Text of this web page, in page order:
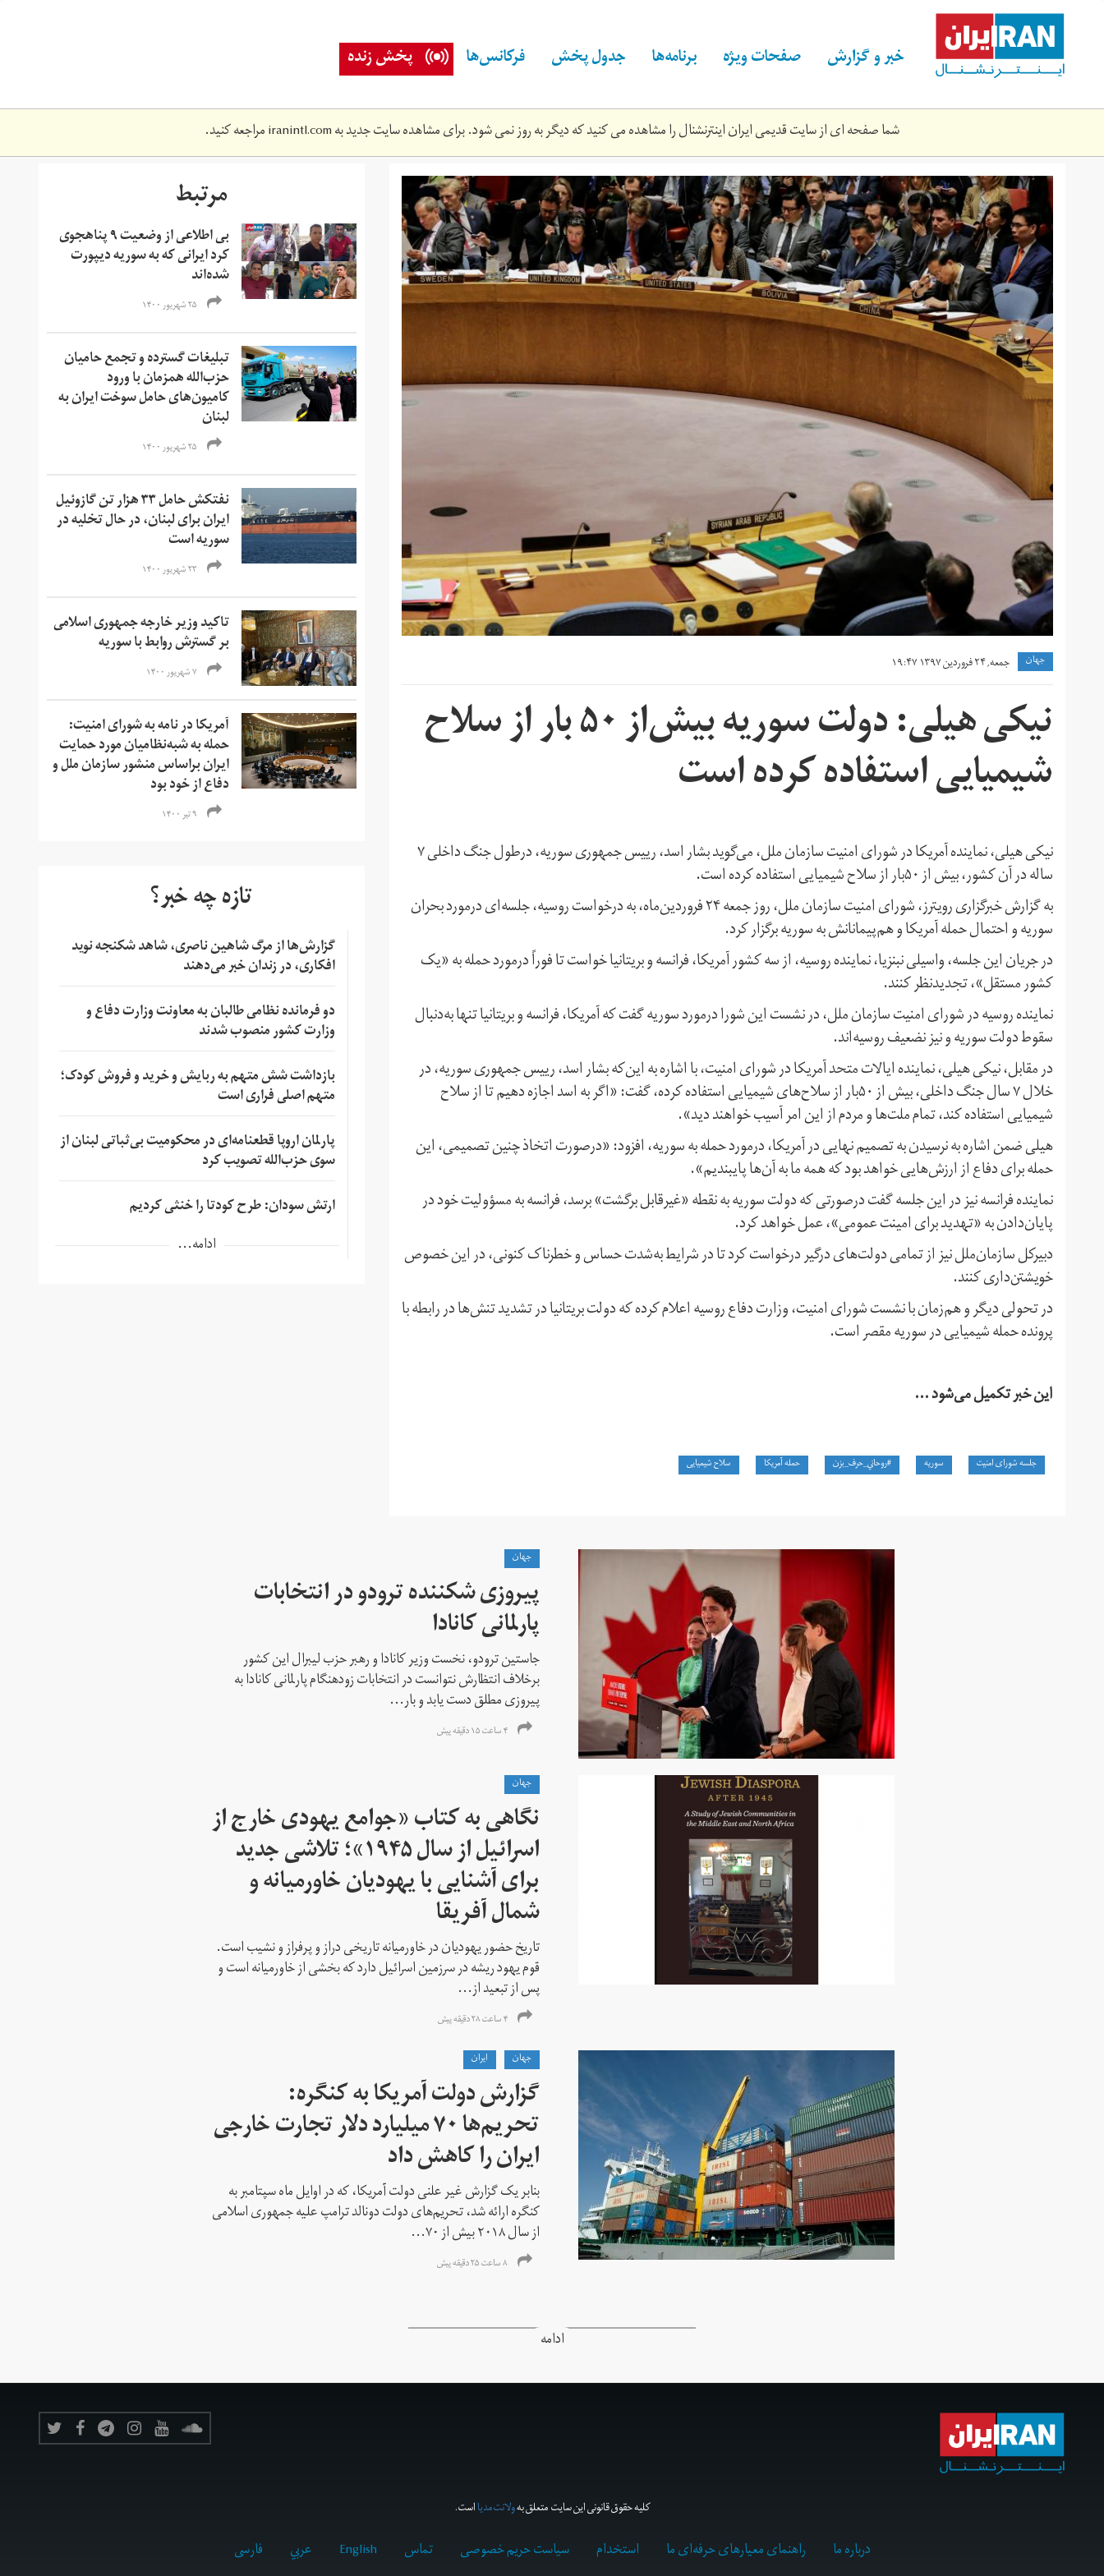
content خبر و گزارش صفحات ویژه برنامه‌ها جدول پخش فرکانس‌ها پخش زنده
شما صفحه ای از سایت قدیمی ایران اینترنشنال را مشاهده می کنید که دیگر به روز نمی شود. برای مشاهده سایت جدید بهiranintl.comمراجعه کنید.
2018-
04-
13t145507z_488054260_rc1275c1b090_rtrmadp_3_mideast-
crisis-
syria-
un.jpg
جهان جمعه, ۲۴ فروردین ۱۳۹۷ ۱۹:۴۷
نیکی هیلی: دولت سوریه بیش‌از ۵۰ بار از سلاح‌
شیمیایی استفاده کرده است
نیکی هیلی، نماینده آمریکا در شورای امنیت سازمان ملل، می‌گوید بشار اسد، رییس‌ جمهوری سوریه، درطول جنگ داخلی ۷
ساله در آن کشور، بیش از ۵۰‌بار از سلاح‌ شیمیایی استفاده کرده است.
به گزارش خبرگزاری رویترز، شورای امنیت سازمان ملل، روز جمعه ۲۴ فروردین‌ماه، به درخواست روسیه، جلسه‌ای درمورد بحران
سوریه و احتمال حمله آمریکا و هم‌پیمانانش به سوریه برگزار کرد.
در جریان این جلسه، واسیلی نبنزیا، نماینده روسیه، از سه کشور آمریکا، فرانسه و بریتانیا خواست تا فوراً درمورد حمله به «یک
کشور مستقل»، تجدیدنظر کنند.
نماینده روسیه در شورای امنیت سازمان ملل، در نشست این شورا درمورد سوریه گفت که آمریکا، فرانسه و بریتانیا تنها به‌دنبال
سقوط دولت سوریه و نیز نضعیف روسیه‌اند.
در مقابل، نیکی هیلی، نماینده ایالات متحد آمریکا در شورای امنیت، با اشاره به این‌که بشار اسد، رییس‌ جمهوری سوریه، در
خلال ۷ سال جنگ داخلی، بیش از ۵۰‌بار از سلاح‌های شیمیایی استفاده کرده، گفت: «اگر به اسد اجازه‌ دهیم تا از سلاح‌
شیمیایی استفاده کند، تمام ملت‌ها و مردم از این امر آسیب خواهند دید».
هیلی ضمن اشاره به نرسیدن به تصمیم نهایی در آمریکا، درمورد حمله به سوریه، افزود: «درصورت اتخاذ چنین تصمیمی، این
حمله برای دفاع از ارزش‌هایی خواهد بود که همه ما به آن‌ها پایبندیم».
نماینده فرانسه نیز در این جلسه گفت درصورتی که دولت سوریه به نقطه «غیرقابل برگشت» برسد، فرانسه به مسؤولیت خود در
پایان‌دادن به «تهدید برای امینت عمومی»، عمل خواهد کرد.
دبیرکل سازمان‌ملل نیز از تمامی دولت‌های درگیر درخواست کرد تا در شرایط به‌شدت حساس و خطرناک کنونی، در این خصوص
خویشتن‌داری کنند.
در تحولی دیگر و هم‌زمان با نشست شورای امنیت، وزارت دفاع روسیه اعلام کرده که دولت بریتانیا در تشدید تنش‌ها در رابطه با
پرونده حمله شیمیایی در سوریه مقصر است.
این خبر تکمیل می‌شود ...
جلسه شورای امنیت سوریه #روحاني_حرف_بزن حمله آمریکا سلاح‌ شیمیایی
مرتبط
بی اطلاعی از وضعیت ۹ پناهجوی
کرد ایرانی که به سوریه دیپورت
شده‌اند
۲۵ شهریور ۱۴۰۰
تبلیغات گسترده و تجمع حامیان
حزب‌الله همزمان با ورود
کامیون‌های حامل سوخت ایران به
لبنان
۲۵ شهریور ۱۴۰۰
نفتکش حامل ۳۳ هزار تن گازوئیل
ایران برای لبنان، در حال تخلیه در
سوریه است
۲۳ شهریور ۱۴۰۰
تاکید وزیر خارجه جمهوری اسلامی
بر گسترش روابط با سوریه
۷ شهریور ۱۴۰۰
آمریکا در نامه به شورای امنیت:
حمله به شبه‌نظامیان مورد حمایت
ایران براساس منشور سازمان ملل و
دفاع از خود بود
۹ تیر ۱۴۰۰
تازه چه خبر؟
گزارش‌ها از مرگ شاهین ناصری، شاهد شکنجه نوید
افکاری، در زندان خبر می‌دهند
دو فرمانده نظامی طالبان به معاونت وزارت دفاع و
وزارت کشور منصوب شدند
بازداشت شش متهم به ربایش و خرید و فروش کودک؛
متهم اصلی فراری است
پارلمان اروپا قطعنامه‌ای در محکومیت بی‌ثباتی لبنان از
سوی حزب‌الله تصویب کرد
ارتش سودان: طرح کودتا را خنثی کردیم
ادامه...
جهان
پیروزی شکننده ترودو در انتخابات
پارلمانی کانادا
جاستین ترودو، نخست وزیر کانادا و رهبر حزب لیبرال این کشور
برخلاف انتظارش نتوانست در انتخابات زود‌هنگام پارلمانی کانادا به
پیروزی مطلق دست یابد و بار...
۴ ساعت ۱۵ دقیقه پیش
جهان
نگاهی به کتاب «جوامع یهودی خارج از
اسرائیل از سال ۱۹۴۵»؛ تلاشی جدید
برای آشنایی با یهودیان خاورمیانه و
شمال آفریقا
تاریخ حضور یهودیان در خاورمیانه تاریخی دراز و پرفراز و نشیب است.
قوم یهود ریشه در سرزمین اسرائیل دارد که بخشی از خاورمیانه است و
پس از تبعید از...
۴ ساعت ۲۸ دقیقه پیش
جهان
ايران
گزارش دولت آمریکا به کنگره:
تحریم‌ها ۷۰ میلیارد دلار تجارت خارجی
ایران را کاهش داد
بنابر یک گزارش غیر علنی دولت آمریکا، که در اوایل ماه سپتامبر به
کنگره ارائه شد، تحریم‌های دولت دونالد ترامپ علیه جمهوری اسلامی
از سال ۲۰۱۸ بیش از ۷۰...
۸ ساعت ۲۵ دقیقه پیش
ادامه
کلیه حقوق قانونی این سایت متعلق بهولانت‌مدیااست.
درباره ما راهنمای معیارهای حرفه‌ای ما استخدام سیاست حریم خصوصی تماس English عربي فارسى